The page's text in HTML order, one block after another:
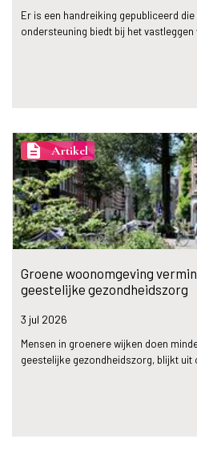
Er is een handreiking gepubliceerd
ondersteuning biedt bij het
description Artikel
Groene woonomgeving
geestelijke gezondheidszorg
3 jul 2026
Mensen in groenere wijken doen
geestelijke gezondheidszorg, blijkt